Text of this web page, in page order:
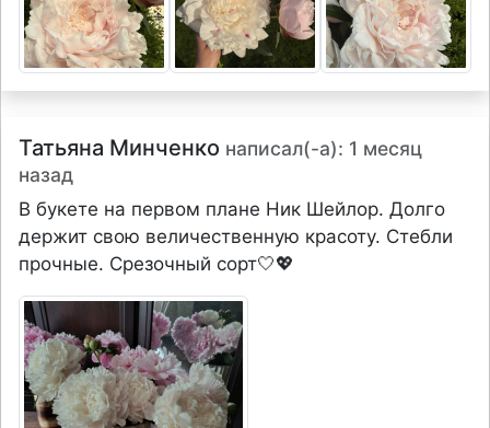
Татьяна Минченко написал(-а): 1 месяц
назад
В букете на первом плане Ник Шейлор. Долго
держит свою величественную красоту. Стебли
прочные. Срезочный сорт🤍💖